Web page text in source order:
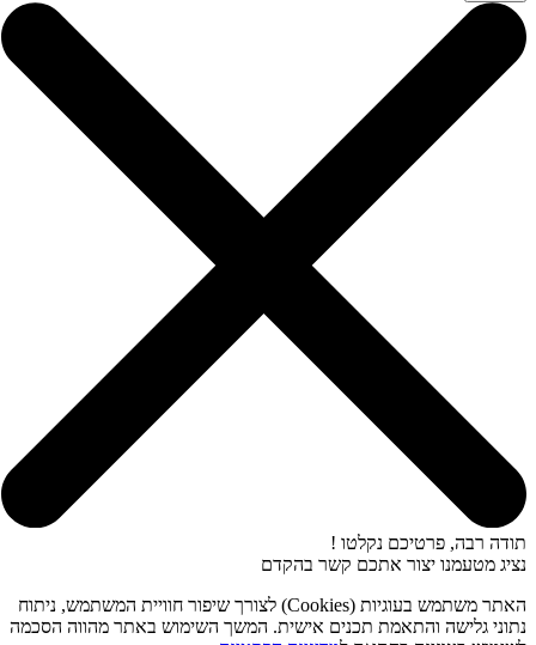
תודה רבה, פרטיכם נקלטו !
נציג מטעמנו יצור אתכם קשר בהקדם
האתר משתמש בעוגיות (Cookies) לצורך שיפור חוויית המשתמש, ניתוח
נתוני גלישה והתאמת תכנים אישית. המשך השימוש באתר מהווה הסכמה